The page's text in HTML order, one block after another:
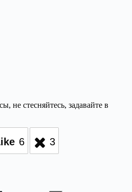
не стесняйтесь, задавайте в
6 3